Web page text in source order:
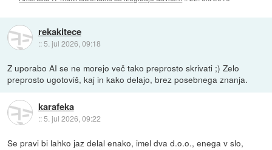
rekakitece
:: 5. jul 2026, 09:18
Z uporabo AI se ne morejo več tako preprosto skrivati ;) Zelo
preprosto ugotoviš, kaj in kako delajo, brez posebnega znanja.
karafeka
::5. jul 2026, 09:22
Se pravi bi lahko jaz delal enako, imel dva d.o.o., enega v slo,